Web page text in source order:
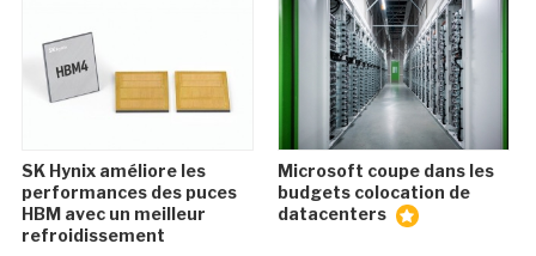
SK Hynix améliore les
performances des puces
HBM avec un meilleur
refroidissement
Microsoft coupe dans les
budgets colocation de
datacenters